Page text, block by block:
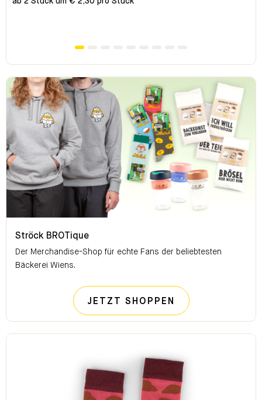
Ströck BROTique
Der Merchandise-Shop für echte Fans der beliebtesten
Bäckerei Wiens.
JETZT SHOPPEN STRÖCK